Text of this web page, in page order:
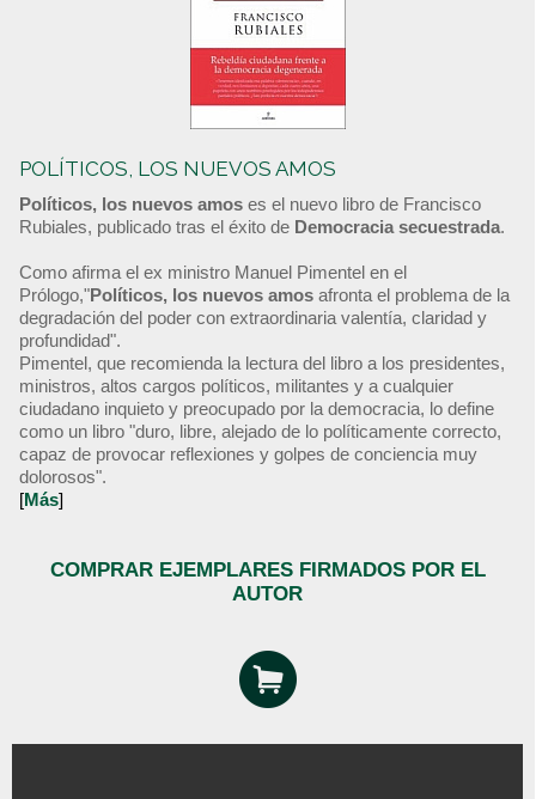
POLÍTICOS, LOS NUEVOS AMOS
Políticos, los nuevos amos es el nuevo libro de Francisco
Rubiales, publicado tras el éxito de Democracia secuestrada.
Como afirma el ex ministro Manuel Pimentel en el
Prólogo,"Políticos, los nuevos amos afronta el problema de la
degradación del poder con extraordinaria valentía, claridad y
profundidad".
Pimentel, que recomienda la lectura del libro a los presidentes,
ministros, altos cargos políticos, militantes y a cualquier
ciudadano inquieto y preocupado por la democracia, lo define
como un libro "duro, libre, alejado de lo políticamente correcto,
capaz de provocar reflexiones y golpes de conciencia muy
dolorosos".
[Más]
COMPRAR EJEMPLARES FIRMADOS POR EL
AUTOR